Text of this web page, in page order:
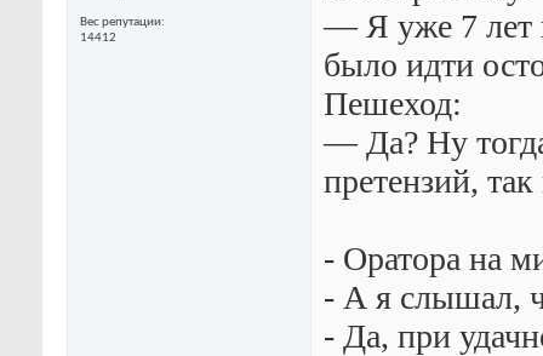
Вес репутации
14412
— Я уже 7 лет
было идти
Пешеход:
— Да? Ну
претензий,
- Оратора на
- А я слышал,
- Да, при